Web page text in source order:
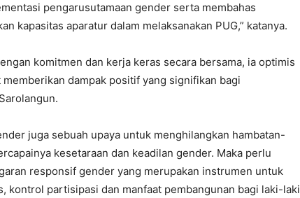
pengarusutamaan gender serta membahas
kapasitas aparatur dalam melaksanakan PUG,” katanya.
komitmen dan kerja keras secara bersama, ia optimis
dampak positif yang signifikan bagi
juga sebuah upaya untuk menghilangkan hambatan-
kesetaraan dan keadilan gender. Maka perlu
responsif gender yang merupakan instrumen untuk
kontrol partisipasi dan manfaat pembangunan bagi laki-laki